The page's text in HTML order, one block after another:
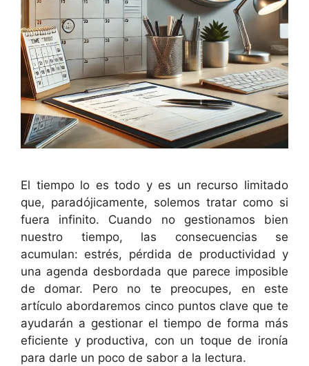
El tiempo lo es todo y es un recurso limitado
que, paradójicamente, solemos tratar como si
fuera infinito. Cuando no gestionamos bien
nuestro tiempo, las consecuencias se
acumulan: estrés, pérdida de productividad y
una agenda desbordada que parece imposible
de domar. Pero no te preocupes, en este
artículo abordaremos cinco puntos clave que te
ayudarán a gestionar el tiempo de forma más
eficiente y productiva, con un toque de ironía
para darle un poco de sabor a la lectura.